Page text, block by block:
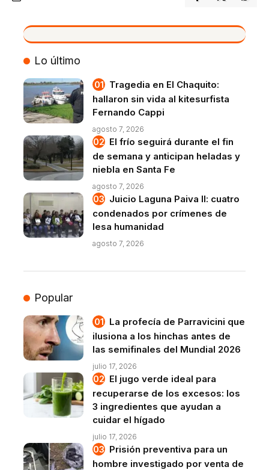
VIVO
Lo último
Tragedia en El Chaquito:
hallaron sin vida al kitesurfista
Fernando Cappi
agosto 7, 2026
El frío seguirá durante el fin
de semana y anticipan heladas y
niebla en Santa Fe
agosto 7, 2026
Juicio Laguna Paiva II: cuatro
condenados por crímenes de
lesa humanidad
agosto 7, 2026
Popular
La profecía de Parravicini que
ilusiona a los hinchas antes de
las semifinales del Mundial 2026
julio 17, 2026
El jugo verde ideal para
recuperarse de los excesos: los
3 ingredientes que ayudan a
cuidar el hígado
julio 17, 2026
Prisión preventiva para un
hombre investigado por venta de